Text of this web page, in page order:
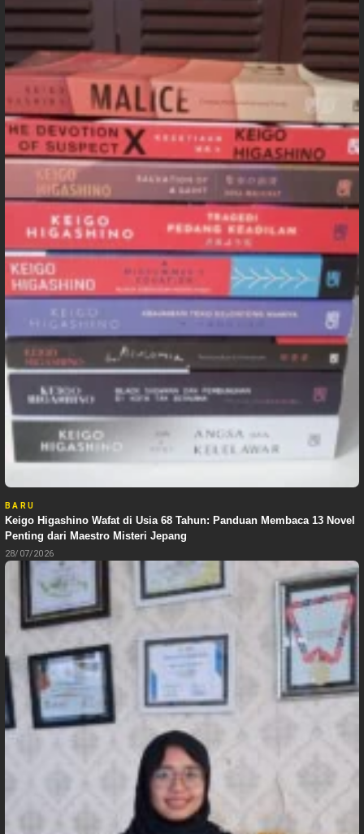
BARU
Keigo Higashino Wafat di Usia 68 Tahun: Panduan Membaca 13 Novel
Penting dari Maestro Misteri Jepang
28/07/2026